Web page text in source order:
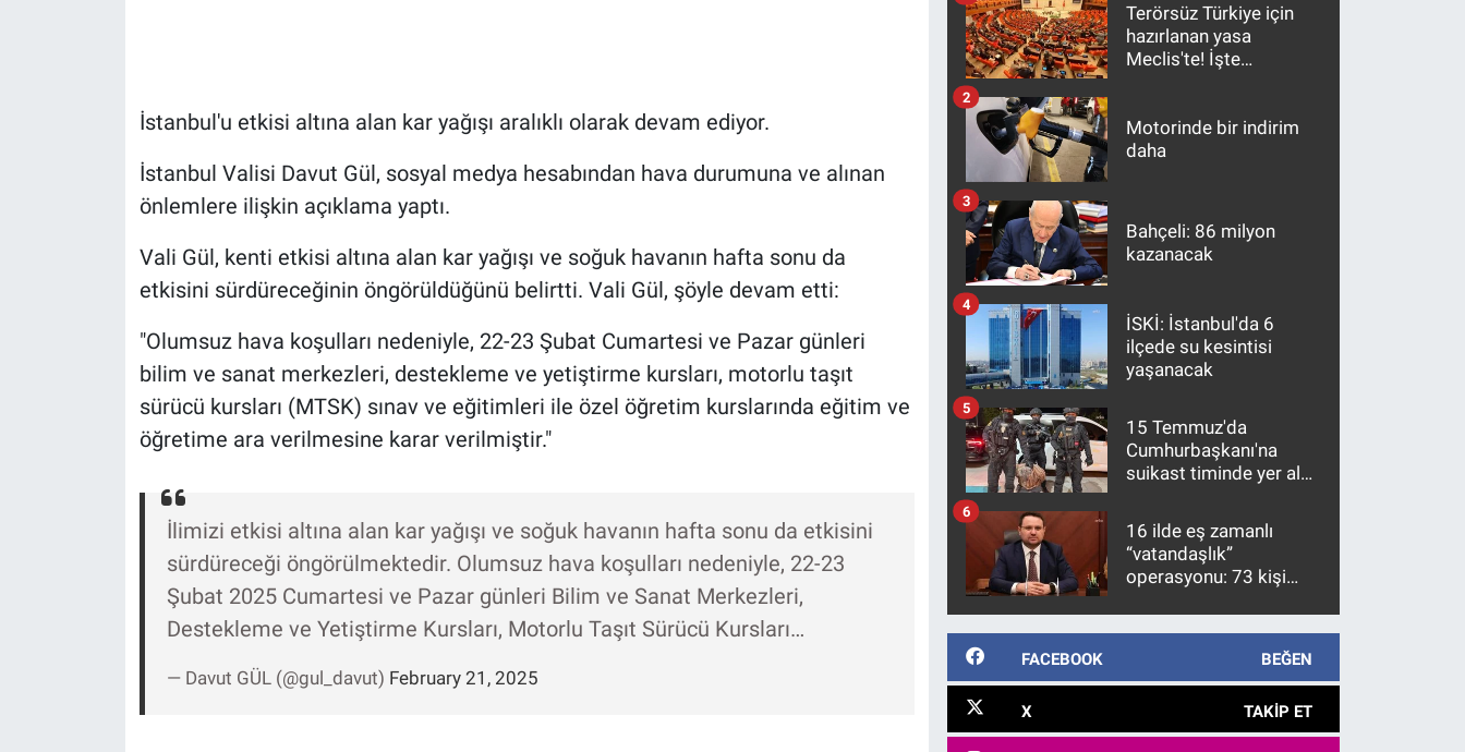
İstanbul'u etkisi altına alan kar yağışı aralıklı olarak devam ediyor.
İstanbul Valisi Davut Gül, sosyal medya hesabından hava durumuna ve alınan
önlemlere ilişkin açıklama yaptı.
Vali Gül, kenti etkisi altına alan kar yağışı ve soğuk havanın hafta sonu da
etkisini sürdüreceğinin öngörüldüğünü belirtti. Vali Gül, şöyle devam etti:
"Olumsuz hava koşulları nedeniyle, 22-23 Şubat Cumartesi ve Pazar günleri
bilim ve sanat merkezleri, destekleme ve yetiştirme kursları, motorlu taşıt
sürücü kursları (MTSK) sınav ve eğitimleri ile özel öğretim kurslarında eğitim ve
öğretime ara verilmesine karar verilmiştir."
İlimizi etkisi altına alan kar yağışı ve soğuk havanın hafta sonu da etkisini
sürdüreceği öngörülmektedir. Olumsuz hava koşulları nedeniyle, 22-23
Şubat 2025 Cumartesi ve Pazar günleri Bilim ve Sanat Merkezleri,
Destekleme ve Yetiştirme Kursları, Motorlu Taşıt Sürücü Kursları…
— Davut GÜL (@gul_davut) February 21, 2025
Terörsüz Türkiye için
hazırlanan yasa
Meclis'te! İşte
Motorinde bir indirim
daha
2
Bahçeli: 86 milyon
kazanacak
3
İSKİ: İstanbul'da 6
ilçede su kesintisi
yaşanacak
4
15 Temmuz'da
Cumhurbaşkanı'na
suikast timinde yer alan
10 yıl sonra yakalandı
5
16 ilde eş zamanlı
“vatandaşlık”
operasyonu: 73 kişi
6
FACEBOOK BEĞEN
X TAKIP ET
Günün görüntüsü
Koronavirüs
Kültür Sanat
Ne demişti